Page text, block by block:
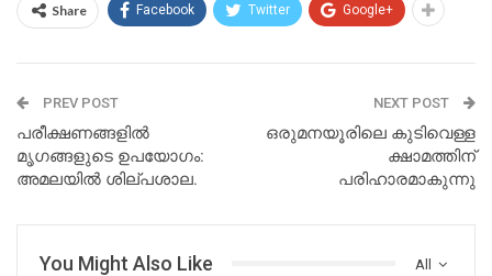
Share Facebook Twitter Google+
PREV POST
പരീക്ഷണങ്ങളിൽ
മൃഗങ്ങളുടെ ഉപയോഗം:
അമലയിൽ ശില്പശാല.
NEXT POST
ഒരുമനയൂരിലെ കുടിവെള്ള
ക്ഷാമത്തിന്
പരിഹാരമാകുന്നു
All
You Might Also Like